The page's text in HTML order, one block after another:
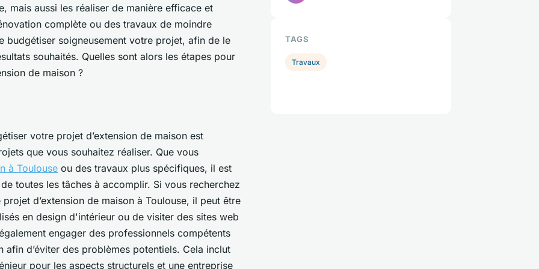
mais aussi les réaliser de manière efficace et
complète ou des travaux de moindre
budgétiser soigneusement votre projet, afin de le
souhaités. Quelles sont alors les étapes pour
de maison ?
votre projet d’extension de maison est
que vous souhaitez réaliser. Que vous
à Toulouse ou des travaux plus spécifiques, il est
toutes les tâches à accomplir. Si vous recherchez
d’extension de maison à Toulouse, il peut être
en design d'intérieur ou de visiter des sites web
engager des professionnels compétents
d’éviter des problèmes potentiels. Cela inclut
pour les aspects structurels et une entreprise
TAGS
Travaux